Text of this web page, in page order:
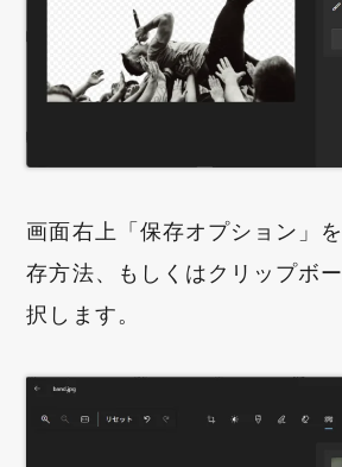
画面右上「保存オプション」
存方法、もしくはクリップボ
択します。